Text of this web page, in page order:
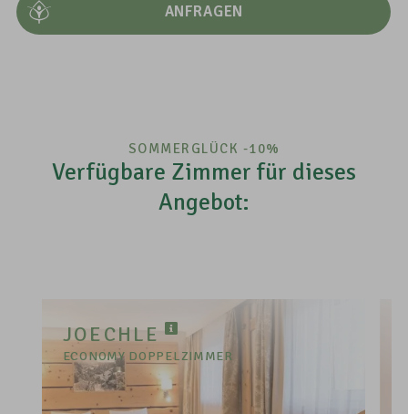
ANFRAGEN
SOMMERGLÜCK -10%
Verfügbare Zimmer für dieses
Angebot:
JOECHLE
ECONOMY DOPPELZIMMER